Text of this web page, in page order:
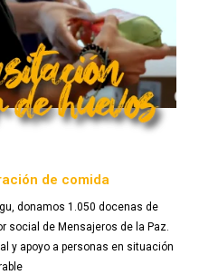
de comida
donamos 1.050 docenas de
social de Mensajeros de la Paz.
y apoyo a personas en situación